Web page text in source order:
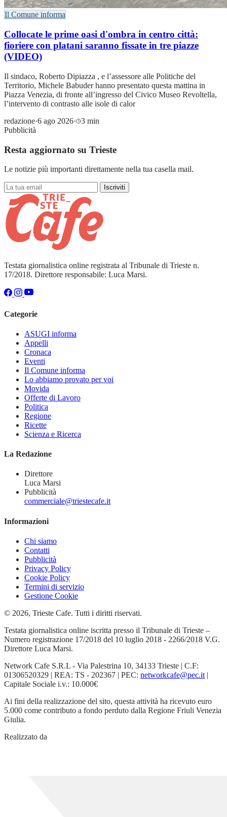
Il Comune informa
Collocate le prime oasi d'ombra in centro città:
fioriere con platani saranno fissate in tre piazze
(VIDEO)
Il sindaco, Roberto Dipiazza , e l’assessore alle Politiche del
Territorio, Michele Babuder hanno presentato questa mattina in
Piazza Venezia, di fronte all’ingresso del Civico Museo Revoltella,
l’intervento di contrasto alle isole di calor
redazione·6 ago 2026·
3 min
Pubblicità
Resta aggiornato su Trieste
Le notizie più importanti direttamente nella tua casella mail.
Iscriviti
Testata giornalistica online registrata al Tribunale di Trieste n.
17/2018. Direttore responsabile: Luca Marsi.
Categorie
ASUGI informa
Appelli
Cronaca
Eventi
Il Comune informa
Lo abbiamo provato per voi
Movida
Offerte di Lavoro
Politica
Regione
Ricette
Scienza e Ricerca
La Redazione
Direttore
Luca Marsi
Pubblicità
commerciale@triestecafe.it
Informazioni
Chi siamo
Contatti
Pubblicità
Privacy Policy
Cookie Policy
Termini di servizio
Gestione Cookie
© 2026, Trieste Cafe. Tutti i diritti riservati.
Testata giornalistica online iscritta presso il Tribunale di Trieste –
Numero registrazione 17/2018 del 10 luglio 2018 - 2266/2018 V.G.
Direttore Luca Marsi.
Network Cafe S.R.L - Via Palestrina 10, 34133 Trieste | C.F:
01306520329 | REA: TS - 202367 | PEC: networkcafe@pec.it |
Capitale Sociale i.v.: 10.000€
Ai fini della realizzazione del sito, questa attività ha ricevuto euro
5.000 come contributo a fondo perduto dalla Regione Friuli Venezia
Giulia.
Realizzato da